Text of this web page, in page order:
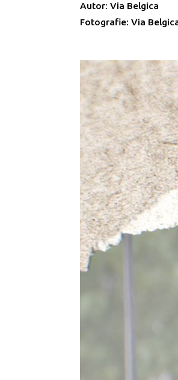
Autor: Via Belgica
Fotografie: Via